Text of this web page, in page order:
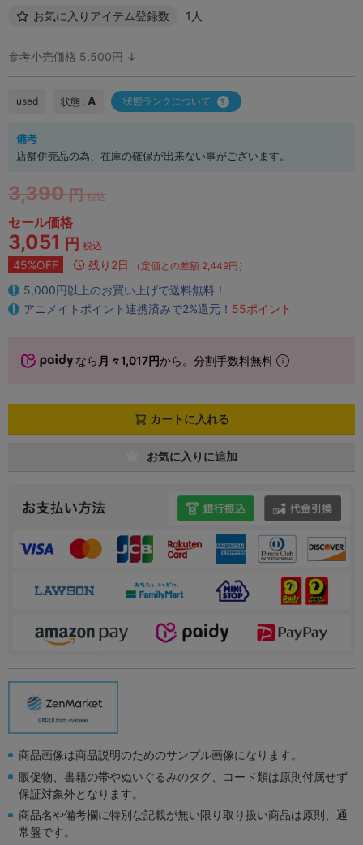
お気に入りアイテム登録数 1人
参考小売価格 5,500円 ↓
used 状態 : A 状態ランクについて
備考
店舗併売品の為、在庫の確保が出来ない事がございます。
3,390 円 税込
セール価格
3,051 円 税込
45%OFF 残り2日 （定価との差額 2,449円）
5,000円以上のお買い上げで送料無料！
アニメイトポイント連携済みで2%還元！ 55ポイント
なら 月々1,017円から。分割手数料無料
カートに入れる
お気に入りに追加
商品画像は商品説明のためのサンプル画像になります。
販促物、書籍の帯やぬいぐるみのタグ、コード類は原則付属せず
保証対象外となります。
商品名や備考欄に特別な記載が無い限り取り扱い商品は原則、通
常盤です。